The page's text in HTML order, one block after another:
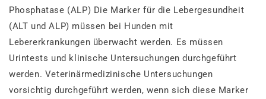
Phosphatase (ALP) Die Marker für die Lebergesundheit
(ALT und ALP) müssen bei Hunden mit
Lebererkrankungen überwacht werden. Es müssen
Urintests und klinische Untersuchungen durchgeführt
werden. Veterinärmedizinische Untersuchungen
vorsichtig durchgeführt werden, wenn sich diese Marker